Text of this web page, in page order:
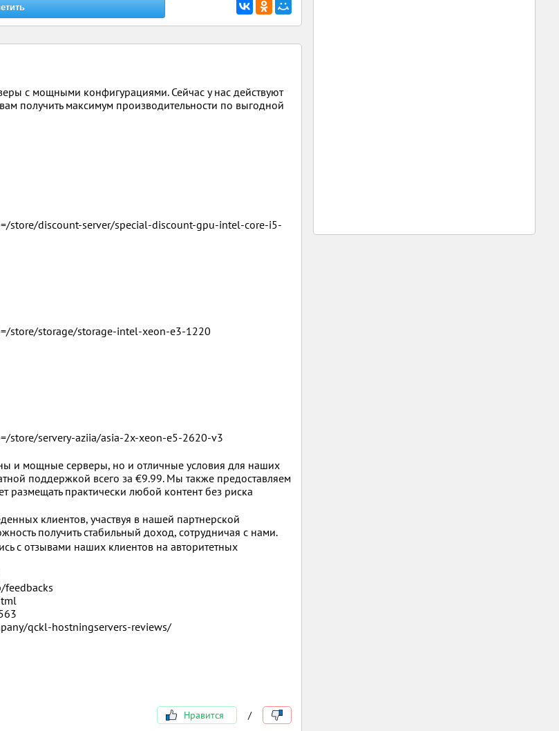
с мощными конфигурациями. Сейчас у нас действуют
получить максимум производительности по выгодной
store/discount-server/special-discount-gpu-intel-core-i5-
store/storage/storage-intel-xeon-e3-1220
store/servery-aziia/asia-2x-xeon-e5-2620-v3
и мощные серверы, но и отличные условия для наших
поддержкой всего за €9.99. Мы также предоставляем
размещать практически любой контент без риска
клиентов, участвуя в нашей партнерской
получить стабильный доход, сотрудничая с нами.
с отзывами наших клиентов на авторитетных
qckl-hostningservers-reviews/
Нравится /